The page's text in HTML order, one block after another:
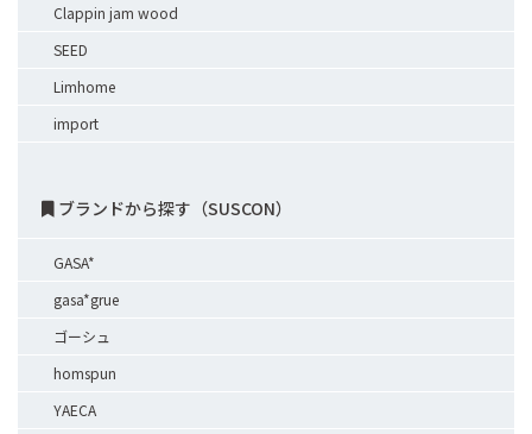
Clappin jam wood
SEED
Limhome
import
ブランドから探す（SUSCON）
GASA*
gasa*grue
ゴーシュ
homspun
YAECA